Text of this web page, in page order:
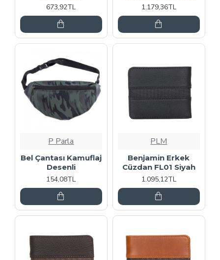
673,92TL
1.179,36TL
P Parla
Bel Çantası Kamuflaj
Desenli
154,08TL
PLM
Benjamin Erkek
Cüzdan FL01 Siyah
1.095,12TL